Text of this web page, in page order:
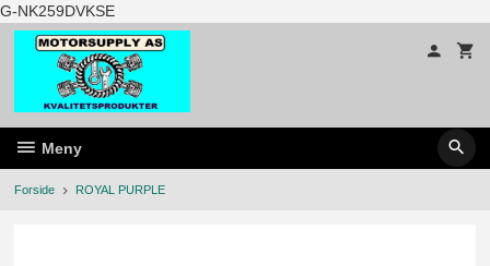
G-NK259DVKSEGå
til
innholdet
Meny
Forside ROYAL PURPLE